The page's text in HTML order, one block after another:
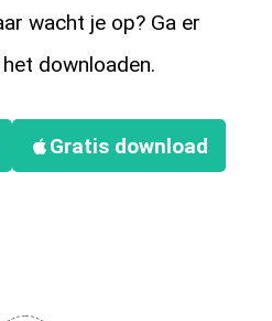
wacht je op? Ga er
downloaden.
Gratis download